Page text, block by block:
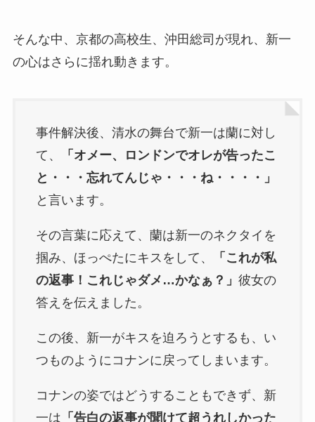
そんな中、京都の高校生、沖田総司が現れ、新一
の心はさらに揺れ動きます。
事件解決後、清水の舞台で新一は蘭に対し
て、
「オメー、ロンドンでオレが告ったこ
と・・・忘れてんじゃ・・・ね・・・・」
と言います。
その言葉に応えて、蘭は新一のネクタイを
掴み、ほっぺたにキスをして、
「これが私
の返事！これじゃダメ…かなぁ？」 彼女の
答えを伝えました。
この後、新一がキスを迫ろうとするも、い
つものようにコナンに戻ってしまいます。
コナンの姿ではどうすることもできず、新
一は 「告白の返事が聞けて超うれしかった